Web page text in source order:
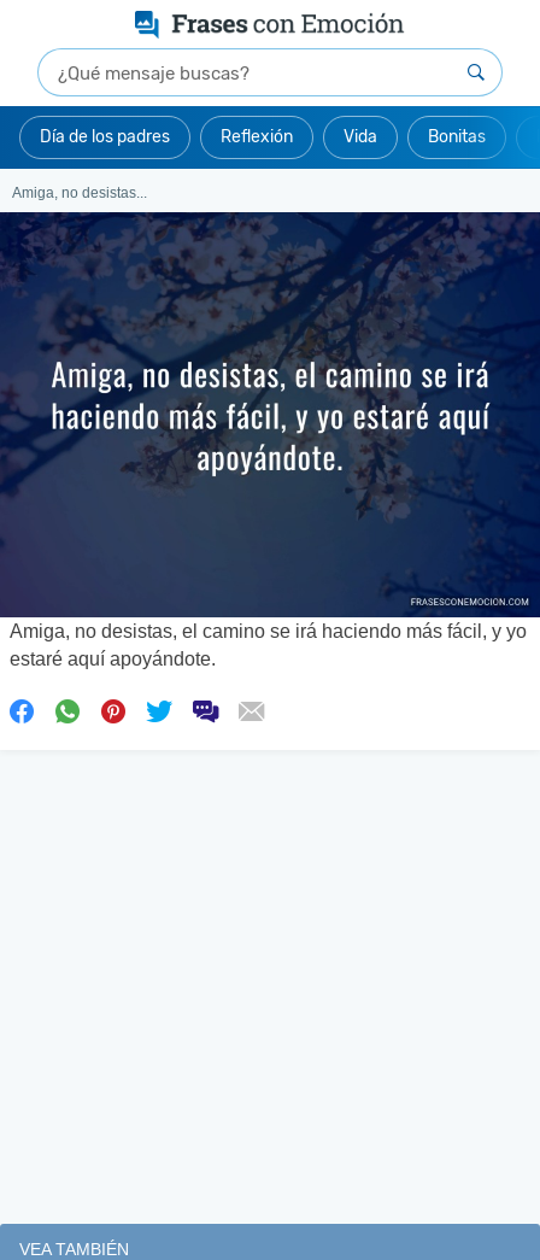
Día de los padres Reflexión Vida Bonitas
Amiga, no desistas...
Amiga, no desistas, el camino se irá haciendo más fácil, y yo
estaré aquí apoyándote.
VEA TAMBIÉN